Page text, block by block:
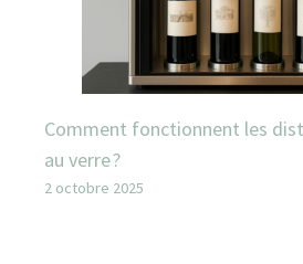
Comment fonctionnent les
au verre ?
2 octobre 2025